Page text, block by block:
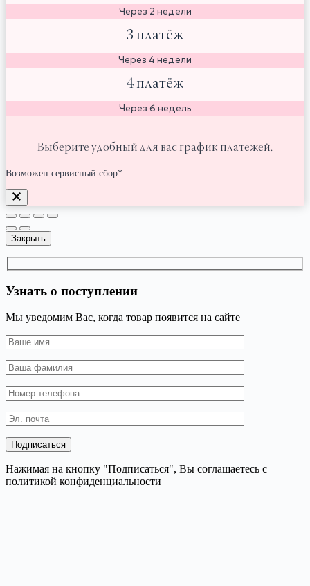
Через 2 недели
3 платёж
Через 4 недели
4 платёж
Через 6 недель
Выберите удобный для вас график платежей.
Возможен сервисный сбор*
Закрыть
Узнать о поступлении
Мы уведомим Вас, когда товар появится на сайте
Нажимая на кнопку "Подписаться", Вы соглашаетесь с
политикой конфиденциальности